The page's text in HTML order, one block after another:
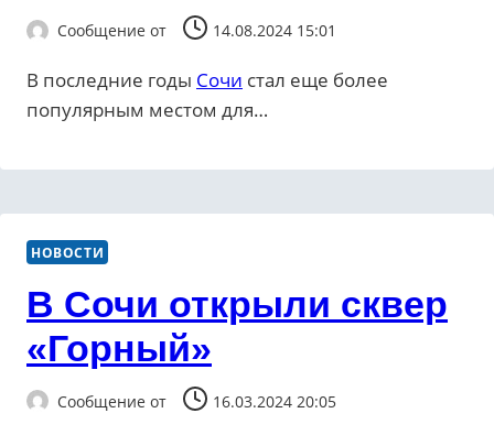
Сообщение от 14.08.2024 15:01
В последние годы Сочи стал еще более
популярным местом для…
НОВОСТИ
В Сочи открыли сквер
«Горный»
Сообщение от 16.03.2024 20:05